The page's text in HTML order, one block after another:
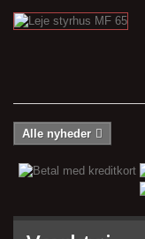
Alle nyheder